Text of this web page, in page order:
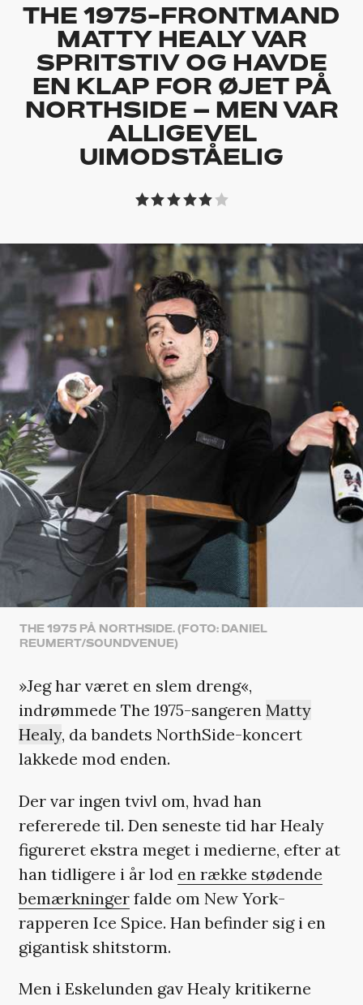
THE 1975-FRONTMAND
MATTY HEALY VAR
SPRITSTIV OG HAVDE
EN KLAP FOR ØJET PÅ
NORTHSIDE – MEN VAR
ALLIGEVEL
UIMODSTÅELIG
THE 1975 PÅ NORTHSIDE. (FOTO: DANIEL
REUMERT/SOUNDVENUE)
»Jeg har været en slem dreng«,
indrømmede The 1975-sangeren Matty
Healy, da bandets NorthSide-koncert
lakkede mod enden.
Der var ingen tvivl om, hvad han
refererede til. Den seneste tid har Healy
figureret ekstra meget i medierne, efter at
han tidligere i år lod en række stødende
bemærkningerfalde om New York-
rapperen Ice Spice. Han befinder sig i en
gigantisk shitstorm.
Men i Eskelunden gav Healy kritikerne